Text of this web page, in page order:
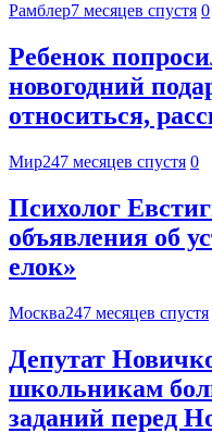
Рамблер7 месяцев спустя 0
Ребенок
новогодний
относиться,
Мир247 месяцев спустя 0
Психолог
объявления об
елок»
Москва247 месяцев спустя
Депутат
школьникам
заданий перед